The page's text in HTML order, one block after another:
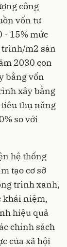
công
vốn tư
- 15% mức
trình/m2 sàn
2030 con
bằng vốn
xây bằng
thụ năng
so với
hệ thống
tạo cơ sở
trình xanh,
khái niệm,
hiệu quả
chính sách
của xã hội